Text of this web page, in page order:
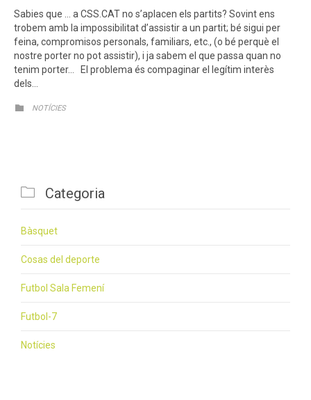
Sabies que … a CSS.CAT no s’aplacen els partits? Sovint ens
trobem amb la impossibilitat d’assistir a un partit; bé sigui per
feina, compromisos personals, familiars, etc., (o bé perquè el
nostre porter no pot assistir), i ja sabem el que passa quan no
tenim porter… El problema és compaginar el legítim interès
dels…
 CATEGORY
NOTÍCIES
 Categoria
Bàsquet
Cosas del deporte
Futbol Sala Femení
Futbol-7
Notícies